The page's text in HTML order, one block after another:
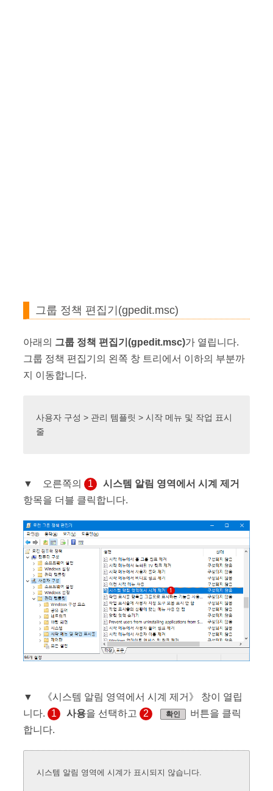
그룹 정책 편집기(gpedit.msc)
아래의 그룹 정책 편집기(gpedit.msc)가 열립니다.
그룹 정책 편집기의 왼쪽 창 트리에서 이하의 부분까
지 이동합니다.
사용자 구성 > 관리 템플릿 > 시작 메뉴 및 작업 표시
줄
▼ 오른쪽의 1
시스템 알림 영역에서 시계 제거
항목을 더블 클릭합니다.
▼ 《시스템 알림 영역에서 시계 제거》 창이 열립
니다.
1 사용을 선택하고 2 확인
버튼을 클릭
합니다.
시스템 알림 영역에 시계가 표시되지 않습니다.